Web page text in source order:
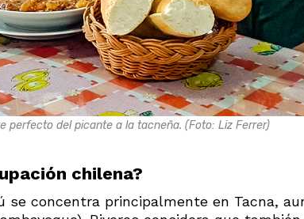
perfecto del picante a la tacneña. (Foto: Liz Ferrer)
chilena?
se concentra principalmente en Tacna,